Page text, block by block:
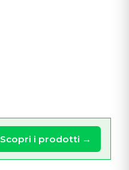
Scopri i prodotti →